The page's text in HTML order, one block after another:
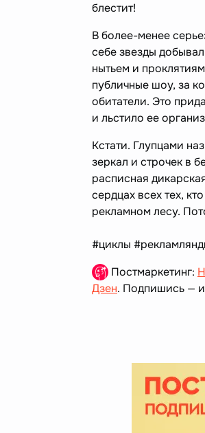
блестит!
В более-менее
себе звезды
нытьем и
публичные шоу, за
обитатели. Это
и льстило ее
Кстати. Глупцами
зеркал и строчек в
расписная
сердцах всех тех,
рекламном лесу.
#циклы
Постмаркетинг:
Дзен. Подпишись —